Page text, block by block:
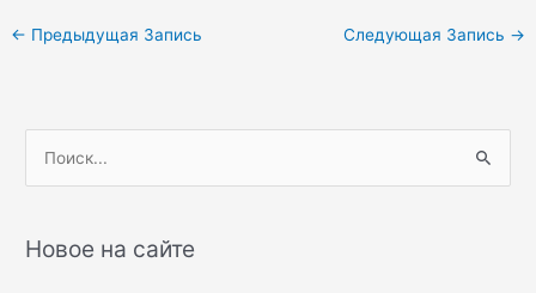
Навигация
← Предыдущая Запись Следующая Запись →
сНовое на сайте